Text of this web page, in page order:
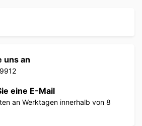
uns an
eine E-Mail
an Werktagen innerhalb von 8